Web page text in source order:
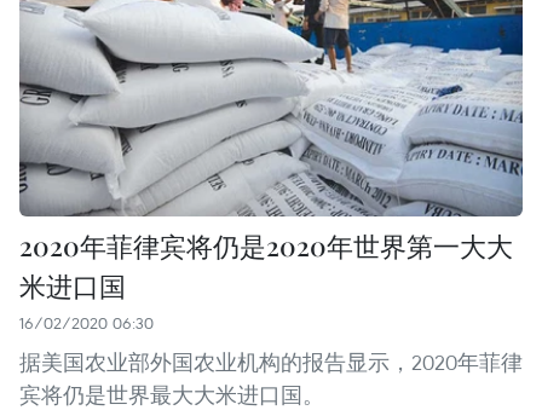
2020年菲律宾将仍是2020年世界第一大大
米进口国
16/02/2020 06:30
据美国农业部外国农业机构的报告显示，2020年菲律
宾将仍是世界最大大米进口国。